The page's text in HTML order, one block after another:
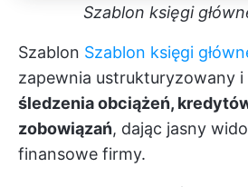
Szablon księgi
Szablon Szablon księgi
zapewnia ustrukturyzowany
śledzenia obciążeń,
zobowiązań, dając jasny
finansowe firmy.